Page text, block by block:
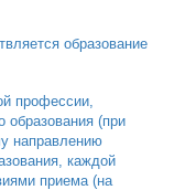
образование
профессии,
образования (при
направлению
каждой
приема (на